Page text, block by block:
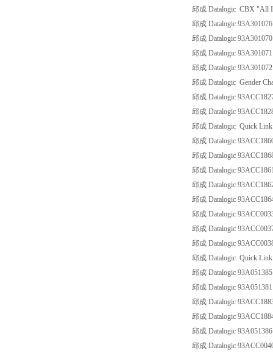
邱成 Datalogic CBX "All
邱成 Datalogic
邱成 Datalogic
邱成 Datalogic
邱成 Datalogic
邱成 Datalogic Gender
邱成 Datalogic
邱成 Datalogic
邱成 Datalogic Quick Link
邱成 Datalogic
邱成 Datalogic
邱成 Datalogic
邱成 Datalogic
邱成 Datalogic
邱成 Datalogic
邱成 Datalogic
邱成 Datalogic
邱成 Datalogic Quick Link
邱成 Datalogic
邱成 Datalogic
邱成 Datalogic
邱成 Datalogic
邱成 Datalogic
邱成 Datalogic